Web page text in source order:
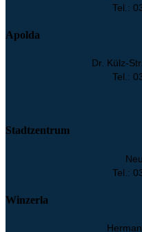
Tel.:
Apolda
Dr. Külz-
Tel.:
Stadtzentrum
Tel.:
Winzerla